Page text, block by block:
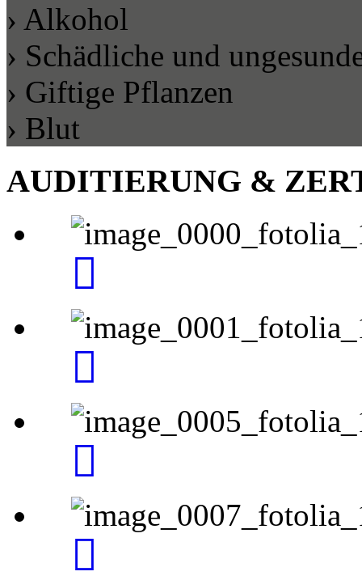
› Alkohol
› Schädliche und
› Giftige Pflanzen
› Blut
AUDITIERUNG &